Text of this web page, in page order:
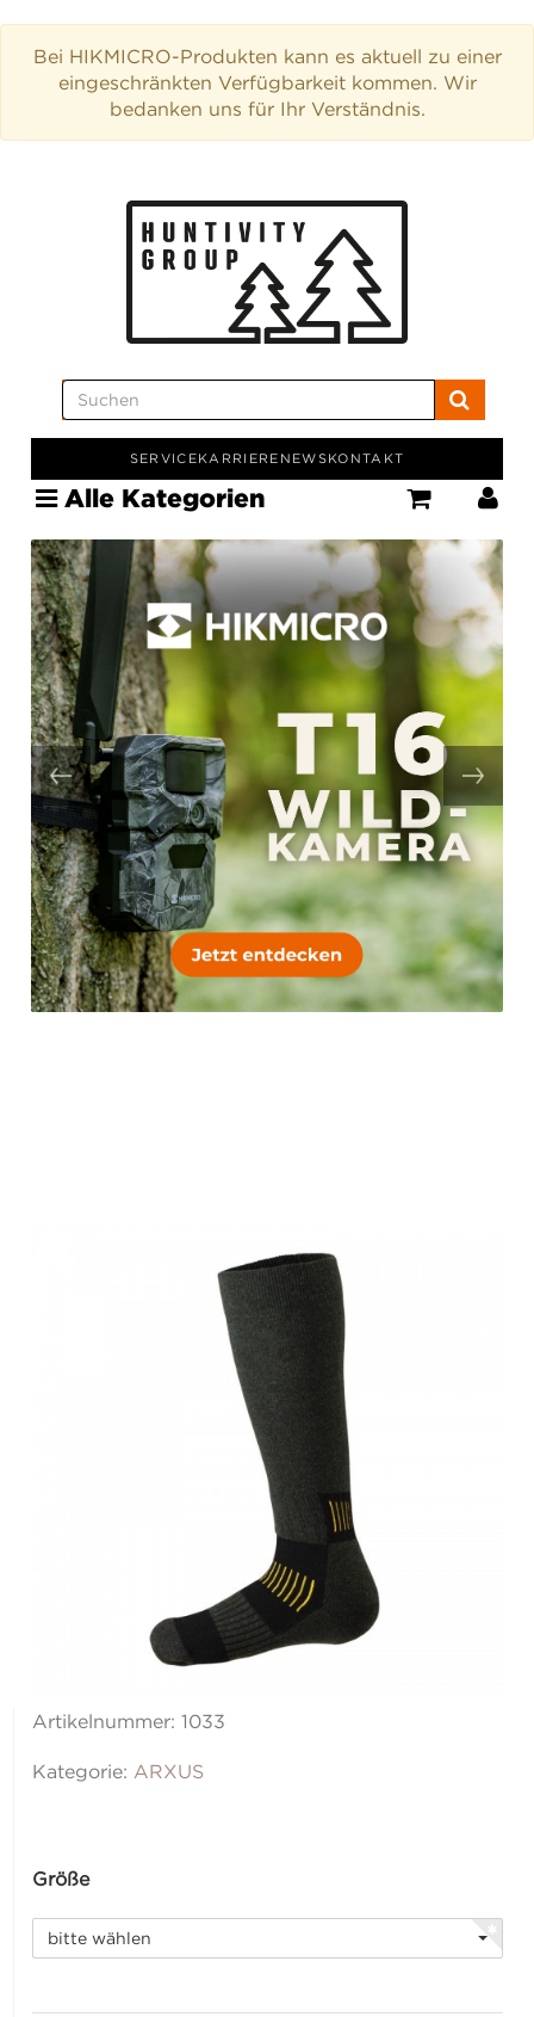
Bei HIKMICRO-Produkten kann es aktuell zu einer
eingeschränkten Verfügbarkeit kommen. Wir
bedanken uns für Ihr Verständnis.
SERVICEKARRIERE NEWSKONTAKT
Alle Kategorien
Artikelnummer:1033
Kategorie: ARXUS
Größe
bitte wählen